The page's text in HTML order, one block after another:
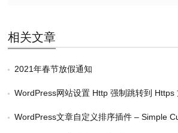
相关文章
2021年春节放假通知
WordPress网站设置 Http 强制跳转到 Https
WordPress文章自定义排序插件 – Simple